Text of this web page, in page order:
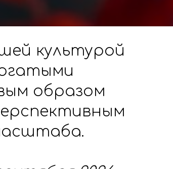
культурой
образом